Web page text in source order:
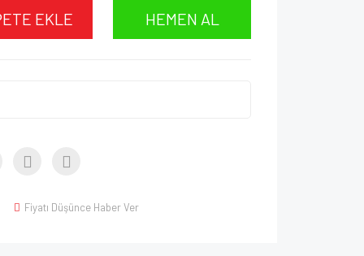
EKLE HEMEN AL
Fiyatı Düşünce Haber Ver